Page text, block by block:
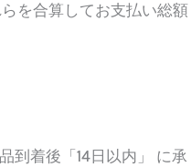
を合算してお支払い総額
到着後「14日以内」 に承